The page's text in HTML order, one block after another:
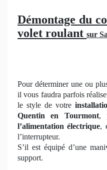
Démontage du
volet roulant sur
Pour déterminer une ou
il vous faudra parfois
le style de votre
Quentin en Tourmont,
l’alimentation électrique,
l’interrupteur.
S’il est équipé d’une
support.